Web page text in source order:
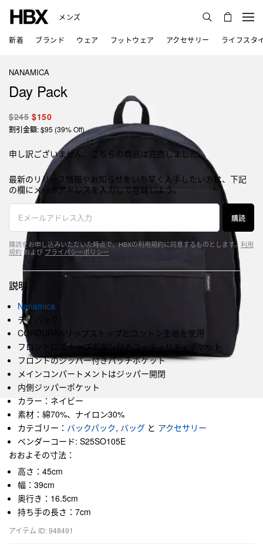
メンズ
新着 ブランド ウェア フットウェア アクセサリー ライフスタ
NANAMICA
Day Pack
$245 $150
割引金額: $95 (39% Off)
申し訳ございません、こちらの商品は完売しました。
最新のリリース情報やお知らせをいち早く入手したい方は、下記
の欄にメールアドレスを入力して登録しよう。
購読
購読をお申し込みいただいた時点で、HBXの利用規約に同意するものとします。 利用
規約 および プライバシーポリシー
説明
Nanamica
デイパック
CORDURA®リップストップとコットン生地を使用
フロントにスナップボタン付きユーティリティポケット
フロントのジッパー付きパッチポケット
メインコンパートメントはジッパー開閉
内側ジッパーポケット
カラー：ネイビー
素材：綿70%、ナイロン30%
カテゴリー： バックパック, バッグ と アクセサリー
ベンダーコード: S25SO105E
おおよその寸法：
高さ：45cm
幅：39cm
奥行き：16.5cm
持ち手の長さ：7cm
アイテム ID: 948491